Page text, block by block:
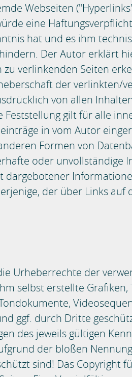
Webseiten
eine
hat und es ihm
Der Autor erklärt
verlinkenden Seiten
der verlinkten/
von allen
gilt für alle
in vom Autor
Formen von
oder unvollständige
dargebotener
der über Links
Urheberrechte der
selbst erstellte
ggf. durch Dritte
des jeweils gültigen
der bloßen
sind! Das Copyright